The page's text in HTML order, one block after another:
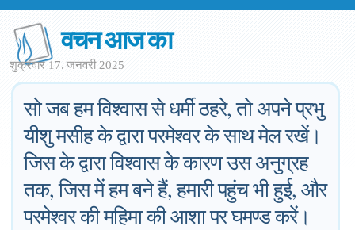
वचन आज का
शुक्रवार 17. जनवरी 2025
सो जब हम विश्वास से धर्मी ठहरे, तो अपने प्रभु
यीशु मसीह के द्वारा परमेश्वर के साथ मेल रखें।
जिस के द्वारा विश्वास के कारण उस अनुग्रह
तक, जिस में हम बने हैं, हमारी पहुंच भी हुई, और
परमेश्वर की महिमा की आशा पर घमण्ड करें।